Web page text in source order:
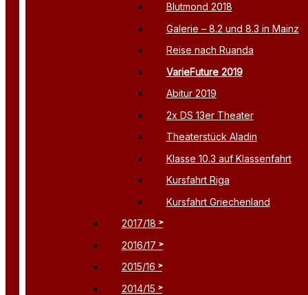
Blutmond 2018
Galerie – 8.2 und 8.3 in Mainz
Reise nach Ruanda
VarieFuture 2019
Abitur 2019
2x DS 13er Theater
Theaterstück Aladin
Klasse 10.3 auf Klassenfahrt
Kursfahrt Riga
Kursfahrt Griechenland
2017/18
2016/17
2015/16
2014/15